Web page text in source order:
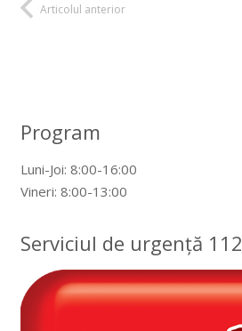
Articolul anterior
Program
Luni-Joi: 8:00-16:00
Vineri: 8:00-13:00
Serviciul de urgență 112